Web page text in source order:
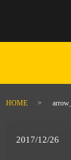
HOME
2017/12/26